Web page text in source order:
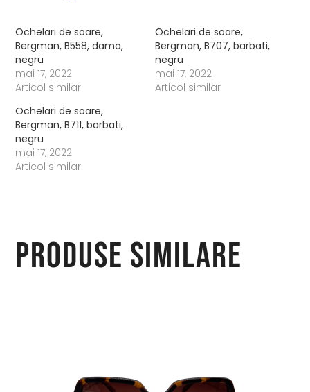
Ochelari de soare,
Bergman, B558, dama,
negru
mai 17, 2022
Articol similar
Ochelari de soare,
Bergman, B707, barbati,
negru
mai 17, 2022
Articol similar
Ochelari de soare,
Bergman, B711, barbati,
negru
mai 17, 2022
Articol similar
Produse similare